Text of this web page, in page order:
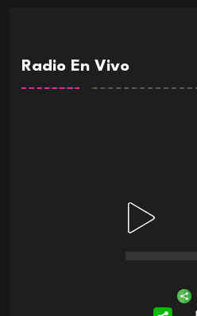
Radio En Vivo